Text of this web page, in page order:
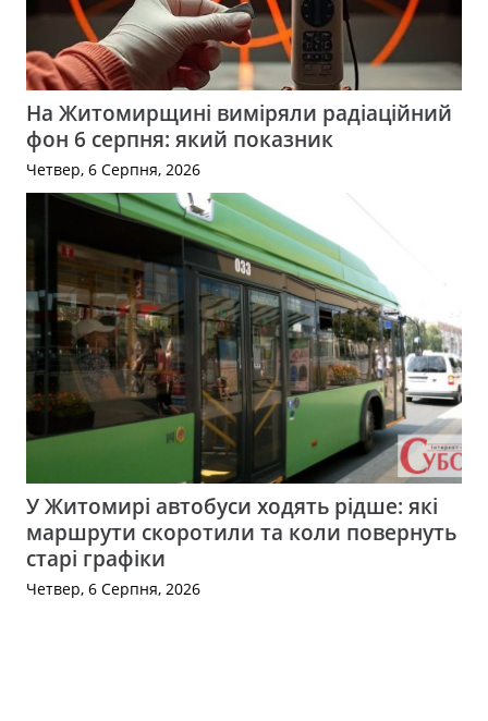
На Житомирщині виміряли радіаційний
фон 6 серпня: який показник
Четвер, 6 Серпня, 2026
У Житомирі автобуси ходять рідше: які
маршрути скоротили та коли повернуть
старі графіки
Четвер, 6 Серпня, 2026